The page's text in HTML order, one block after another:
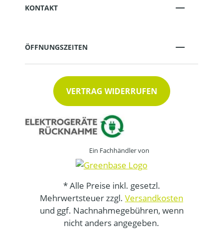
KONTAKT
ÖFFNUNGSZEITEN
VERTRAG WIDERRUFEN
Ein Fachhändler von
* Alle Preise inkl. gesetzl.
Mehrwertsteuer zzgl. Versandkosten
und ggf. Nachnahmegebühren, wenn
nicht anders angegeben.